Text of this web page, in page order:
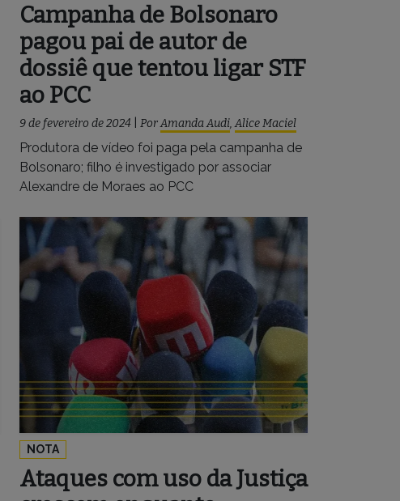
Campanha de Bolsonaro
pagou pai de autor de
dossiê que tentou ligar STF
ao PCC
9 de fevereiro de 2024 PorAmanda Audi,Alice Maciel
Produtora de vídeo foi paga pela campanha de
Bolsonaro; filho é investigado por associar
Alexandre de Moraes ao PCC
NOTA
Ataques com uso da Justiça